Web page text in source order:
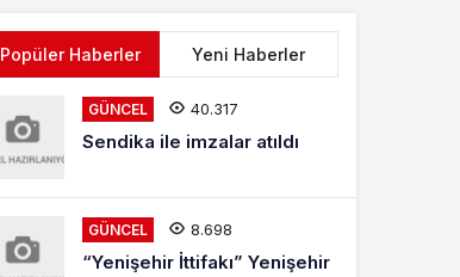
Popüler Haberler Yeni Haberler
GÜNCEL 40.317
Sendika ile imzalar atıldı
GÜNCEL 8.698
“Yenişehir İttifakı” Yenişehir